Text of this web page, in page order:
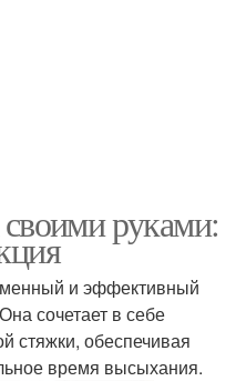
руками:
и эффективный
сочетает в себе
стяжки, обеспечивая
время высыхания.